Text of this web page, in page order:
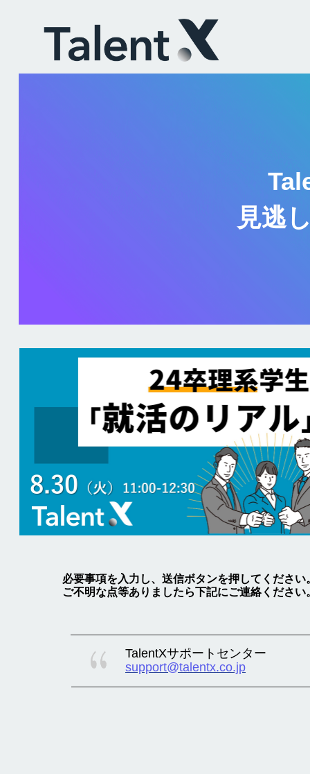
必要事項を入力し、送信ボタンを押してください
ご不明な点等ありましたら下記にご連絡ください
TalentXサポートセンター
support@talentx.co.jp
見逃